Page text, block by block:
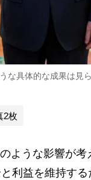
な具体的な成果は見
2枚
ような影響が
利益を維持する